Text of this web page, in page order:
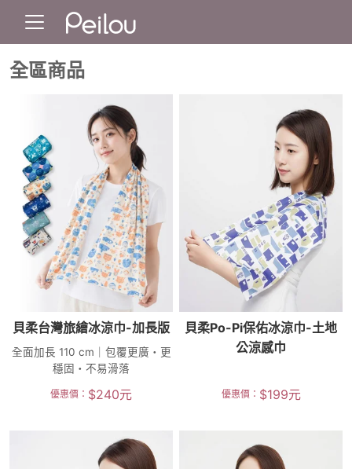
全區商品
貝柔台灣旅繪冰涼巾-加長版
全面加長 110 cm｜包覆更廣・更
穩固・不易滑落
優惠價： $240元
貝柔Po-Pi保佑冰涼巾-土地
公涼感巾
優惠價： $199元